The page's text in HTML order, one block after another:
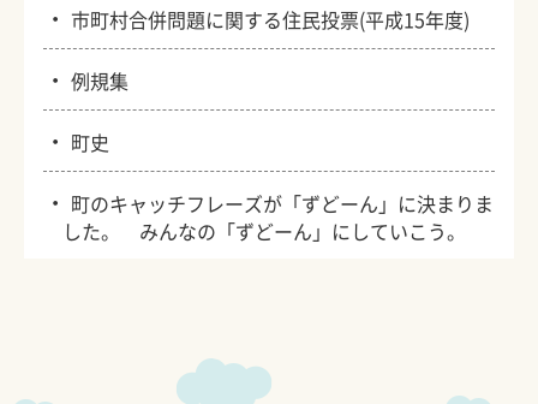
・市町村合併問題に関する住民投票(平成15年度)
・例規集
・ 町史
・ 町のキャッチフレーズが「ずどーん」に決まりま
した。 みんなの「ずどーん」にしていこう。